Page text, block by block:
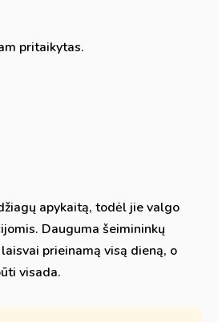
pritaikytas.
apykaitą, todėl jie valgo
Dauguma šeimininkų
prieinamą visą dieną, o
visada.